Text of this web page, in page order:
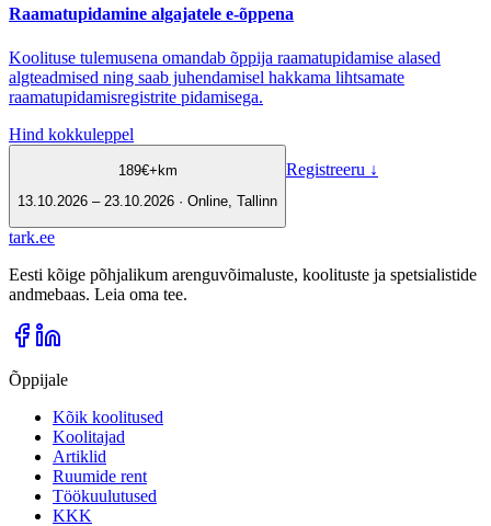
Raamatupidamine algajatele e-õppena
Koolituse tulemusena omandab õppija raamatupidamise alased
algteadmised ning saab juhendamisel hakkama lihtsamate
raamatupidamisregistrite pidamisega.
Hind kokkuleppel
189€+km
13.10.2026 – 23.10.2026 · Online, Tallinn
Registreeru ↓
tark.ee
Eesti kõige põhjalikum arenguvõimaluste, koolituste ja spetsialistide
andmebaas. Leia oma tee.
Õppijale
Kõik koolitused
Koolitajad
Artiklid
Ruumide rent
Töökuulutused
KKK